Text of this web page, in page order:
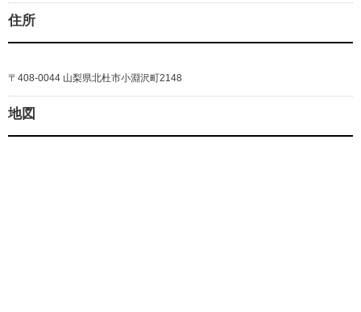
住所
〒408-0044 山梨県北杜市小淵沢町2148
地図